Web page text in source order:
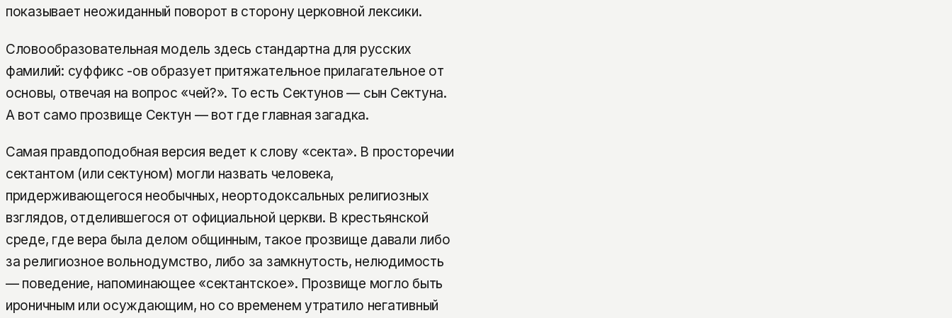
показывает неожиданный поворот в сторону церковной лексики.
Словообразовательная модель здесь стандартна для русских
фамилий: суффикс -ов образует притяжательное прилагательное от
основы, отвечая на вопрос «чей?». То есть Сектунов — сын Сектуна.
А вот само прозвище Сектун — вот где главная загадка.
Самая правдоподобная версия ведет к слову «секта». В просторечии
сектантом (или сектуном) могли назвать человека,
придерживающегося необычных, неортодоксальных религиозных
взглядов, отделившегося от официальной церкви. В крестьянской
среде, где вера была делом общинным, такое прозвище давали либо
за религиозное вольнодумство, либо за замкнутость, нелюдимость
— поведение, напоминающее «сектантское». Прозвище могло быть
ироничным или осуждающим, но со временем утратило негативный